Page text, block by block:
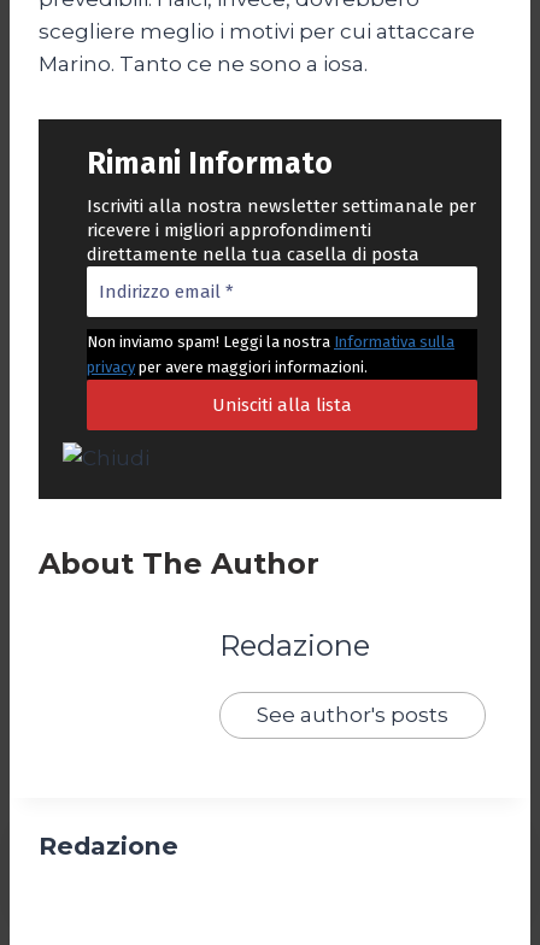
scegliere meglio i motivi per cui attaccare
Marino. Tanto ce ne sono a iosa.
Rimani Informato
Iscriviti alla nostra newsletter settimanale per
ricevere i migliori approfondimenti
direttamente nella tua casella di posta
Non inviamo spam! Leggi la nostra Informativa sulla
privacy per avere maggiori informazioni.
About The Author
Redazione
See author's posts
Redazione